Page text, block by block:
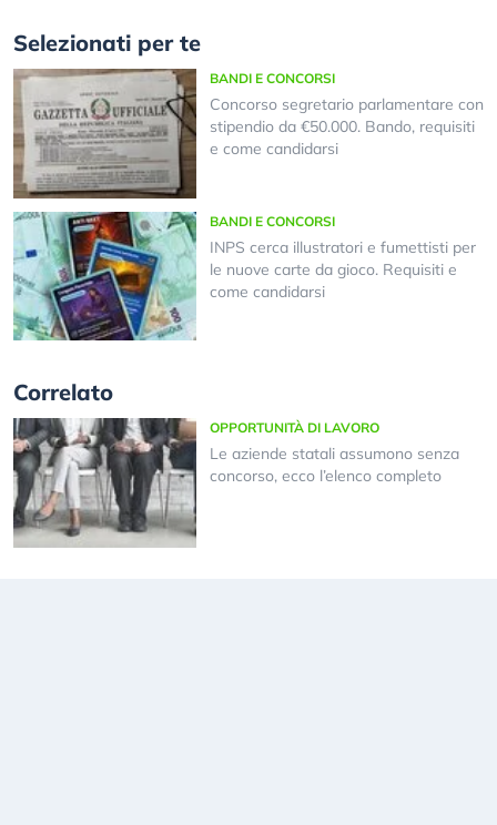
Selezionati per te
BANDI E CONCORSI
Concorso segretario parlamentare con
stipendio da €50.000. Bando, requisiti
e come candidarsi
BANDI E CONCORSI
INPS cerca illustratori e fumettisti per
le nuove carte da gioco. Requisiti e
come candidarsi
Correlato
OPPORTUNITÀ DI LAVORO
Le aziende statali assumono senza
concorso, ecco l’elenco completo